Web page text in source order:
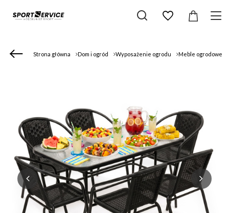
Strona główna Dom i ogród Wyposażenie ogrodu Meble ogrodowe